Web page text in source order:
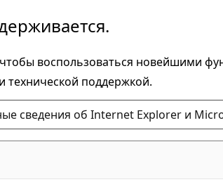
воспользоваться новейшими
технической поддержкой.
сведения об Internet Explorer и